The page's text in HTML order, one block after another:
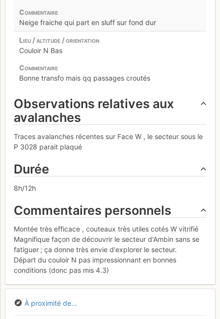
Neige fraiche qui part en sluff sur fond dur
Couloir N Bas
Bonne transfo mais qq passages croutés
Observations relatives aux
avalanches
Traces avalanches récentes sur Face W , le secteur sous le
P 3028 parait plaqué
Durée
8h/12h
Commentaires personnels
Montée très efficace , couteaux très utiles cotés W vitrifié
Magnifique façon de découvrir le secteur d'Ambin sans se
fatiguer ; ça donne très envie d'explorer le secteur.
Départ du couloir N pas impressionnant en bonnes
conditions (donc pas mis 4.3)
À proximité de...